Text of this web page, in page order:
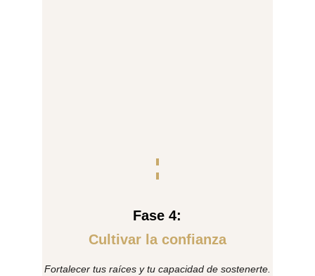
Fase 4:
Cultivar la confianza
Fortalecer tus raíces y tu capacidad de sostenerte.